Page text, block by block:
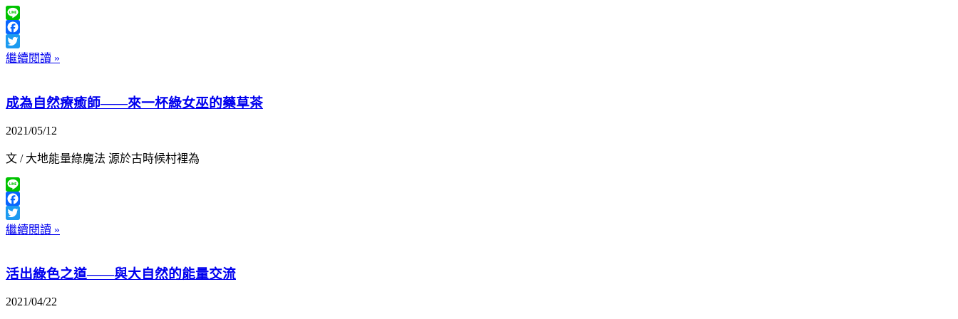
Line
Facebook
Twitter
繼續閱讀 »
成為自然療癒師——來一杯綠女巫的藥草茶
2021/05/12
文 / 大地能量綠魔法 源於古時候村裡為
Line
Facebook
Twitter
繼續閱讀 »
活出綠色之道——與大自然的能量交流
2021/04/22